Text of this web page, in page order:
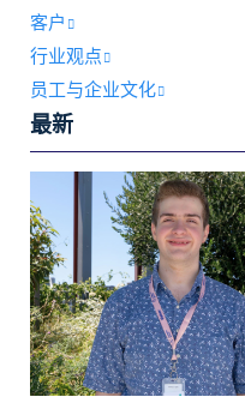
客户
行业观点
员工与企业文化
最新